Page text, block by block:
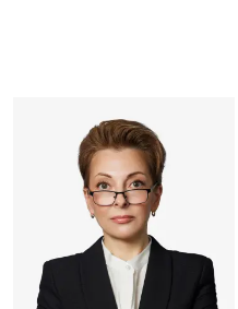
Это обязательное поле
Нажимая на кнопку
на обработку и
персональных данных